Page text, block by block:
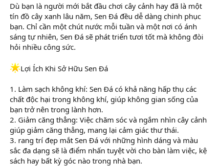
Dù bạn là người mới bắt đầu chơi cây cảnh hay đã là một
tín đồ cây xanh lâu năm, Sen Đá đều dễ dàng chinh phục
bạn. Chỉ cần một chút nước mỗi tuần và một nơi có ánh
sáng tự nhiên, Sen Đá sẽ phát triển tươi tốt mà không đòi
hỏi nhiều công sức.
Lợi Ích Khi Sở Hữu Sen Đá
1. Làm sạch không khí: Sen Đá có khả năng hấp thụ các
chất độc hại trong không khí, giúp không gian sống của
bạn trở nên trong lành hơn.
2. Giảm căng thẳng: Việc chăm sóc và ngắm nhìn cây cảnh
giúp giảm căng thẳng, mang lại cảm giác thư thái.
3. rang trí đẹp mắt Sen Đá với những hình dáng và màu
sắc đa dạng sẽ là điểm nhấn tuyệt vời cho bàn làm việc, kệ
sách hay bất kỳ góc nào trong nhà bạn.